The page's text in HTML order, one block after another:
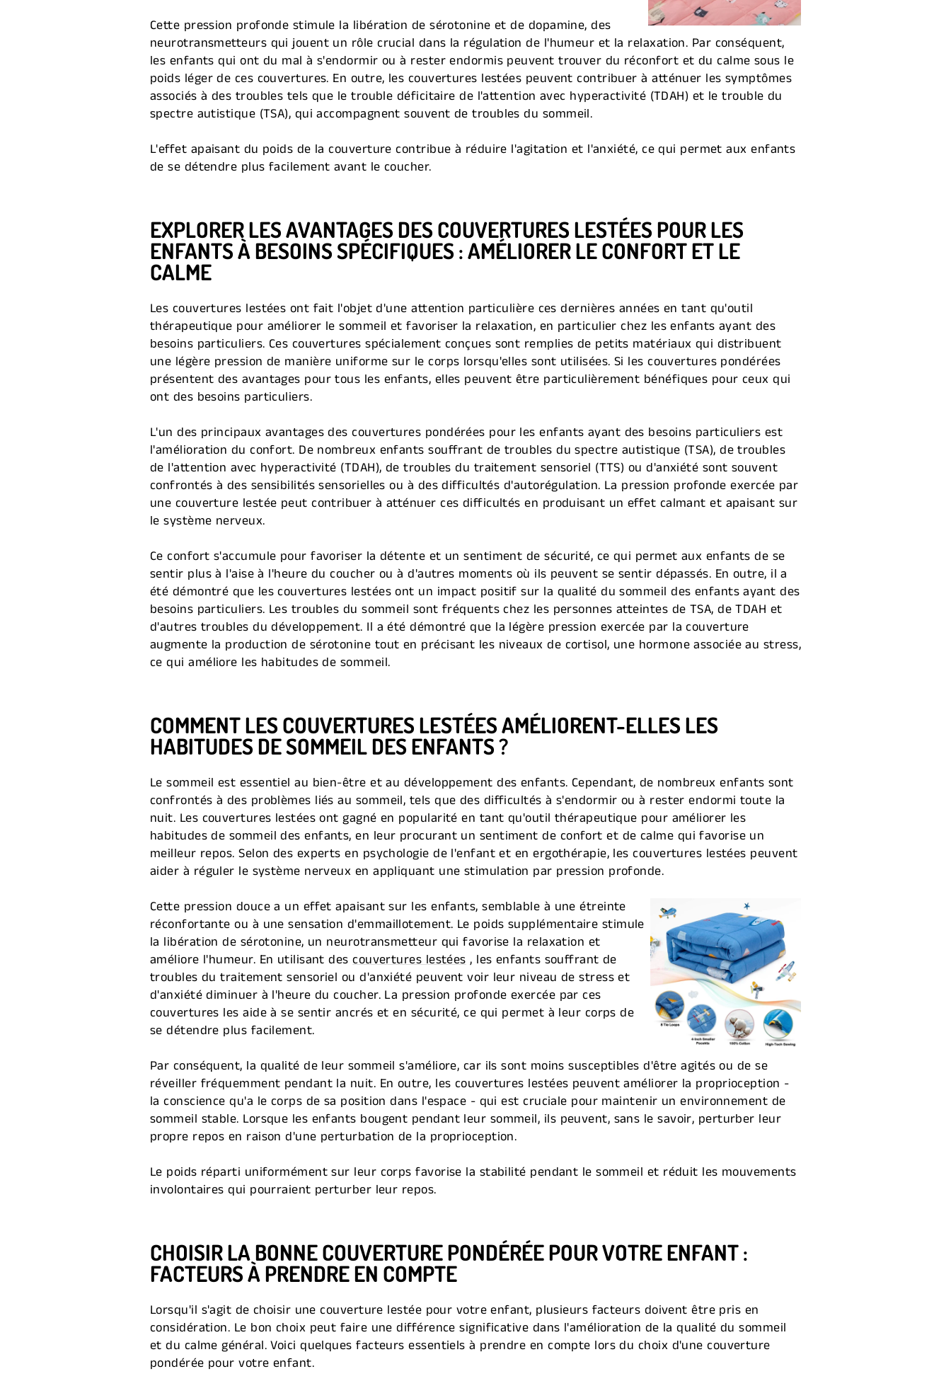
Cette pression profonde stimule la libération de sérotonine et de dopamine, des
neurotransmetteurs qui jouent un rôle crucial dans la régulation de l'humeur et la relaxation. Par conséquent,
les enfants qui ont du mal à s'endormir ou à rester endormis peuvent trouver du réconfort et du calme sous le
poids léger de ces couvertures. En outre, les couvertures lestées peuvent contribuer à atténuer les symptômes
associés à des troubles tels que le trouble déficitaire de l'attention avec hyperactivité (TDAH) et le trouble du
spectre autistique (TSA), qui accompagnent souvent de troubles du sommeil.
L'effet apaisant du poids de la couverture contribue à réduire l'agitation et l'anxiété, ce qui permet aux enfants
de se détendre plus facilement avant le coucher.
EXPLORER LES AVANTAGES DES COUVERTURES LESTÉES POUR LES
ENFANTS À BESOINS SPÉCIFIQUES : AMÉLIORER LE CONFORT ET LE
CALME
Les couvertures lestées ont fait l'objet d'une attention particulière ces dernières années en tant qu'outil
thérapeutique pour améliorer le sommeil et favoriser la relaxation, en particulier chez les enfants ayant des
besoins particuliers. Ces couvertures spécialement conçues sont remplies de petits matériaux qui distribuent
une légère pression de manière uniforme sur le corps lorsqu'elles sont utilisées. Si les couvertures pondérées
présentent des avantages pour tous les enfants, elles peuvent être particulièrement bénéfiques pour ceux qui
ont des besoins particuliers.
L'un des principaux avantages des couvertures pondérées pour les enfants ayant des besoins particuliers est
l'amélioration du confort. De nombreux enfants souffrant de troubles du spectre autistique (TSA), de troubles
de l'attention avec hyperactivité (TDAH), de troubles du traitement sensoriel (TTS) ou d'anxiété sont souvent
confrontés à des sensibilités sensorielles ou à des difficultés d'autorégulation. La pression profonde exercée par
une couverture lestée peut contribuer à atténuer ces difficultés en produisant un effet calmant et apaisant sur
le système nerveux.
Ce confort s'accumule pour favoriser la détente et un sentiment de sécurité, ce qui permet aux enfants de se
sentir plus à l'aise à l'heure du coucher ou à d'autres moments où ils peuvent se sentir dépassés. En outre, il a
été démontré que les couvertures lestées ont un impact positif sur la qualité du sommeil des enfants ayant des
besoins particuliers. Les troubles du sommeil sont fréquents chez les personnes atteintes de TSA, de TDAH et
d'autres troubles du développement. Il a été démontré que la légère pression exercée par la couverture
augmente la production de sérotonine tout en précisant les niveaux de cortisol, une hormone associée au stress,
ce qui améliore les habitudes de sommeil.
COMMENT LES COUVERTURES LESTÉES AMÉLIORENT-ELLES LES
HABITUDES DE SOMMEIL DES ENFANTS ?
Le sommeil est essentiel au bien-être et au développement des enfants. Cependant, de nombreux enfants sont
confrontés à des problèmes liés au sommeil, tels que des difficultés à s'endormir ou à rester endormi toute la
nuit. Les couvertures lestées ont gagné en popularité en tant qu'outil thérapeutique pour améliorer les
habitudes de sommeil des enfants, en leur procurant un sentiment de confort et de calme qui favorise un
meilleur repos. Selon des experts en psychologie de l'enfant et en ergothérapie, les couvertures lestées peuvent
aider à réguler le système nerveux en appliquant une stimulation par pression profonde.
Cette pression douce a un effet apaisant sur les enfants, semblable à une étreinte
réconfortante ou à une sensation d'emmaillotement. Le poids supplémentaire stimule
la libération de sérotonine, un neurotransmetteur qui favorise la relaxation et
améliore l'humeur. En utilisant descouvertures lestées, les enfants souffrant de
troubles du traitement sensoriel ou d'anxiété peuvent voir leur niveau de stress et
d'anxiété diminuer à l'heure du coucher. La pression profonde exercée par ces
couvertures les aide à se sentir ancrés et en sécurité, ce qui permet à leur corps de
se détendre plus facilement.
Par conséquent, la qualité de leur sommeil s'améliore, car ils sont moins susceptibles d'être agités ou de se
réveiller fréquemment pendant la nuit. En outre, les couvertures lestées peuvent améliorer la proprioception -
la conscience qu'a le corps de sa position dans l'espace - qui est cruciale pour maintenir un environnement de
sommeil stable. Lorsque les enfants bougent pendant leur sommeil, ils peuvent, sans le savoir, perturber leur
propre repos en raison d'une perturbation de la proprioception.
Le poids réparti uniformément sur leur corps favorise la stabilité pendant le sommeil et réduit les mouvements
involontaires qui pourraient perturber leur repos.
CHOISIR LA BONNE COUVERTURE PONDÉRÉE POUR VOTRE ENFANT :
FACTEURS À PRENDRE EN COMPTE
Lorsqu'il s'agit de choisir une couverture lestée pour votre enfant, plusieurs facteurs doivent être pris en
considération. Le bon choix peut faire une différence significative dans l'amélioration de la qualité du sommeil
et du calme général. Voici quelques facteurs essentiels à prendre en compte lors du choix d'une couverture
pondérée pour votre enfant.